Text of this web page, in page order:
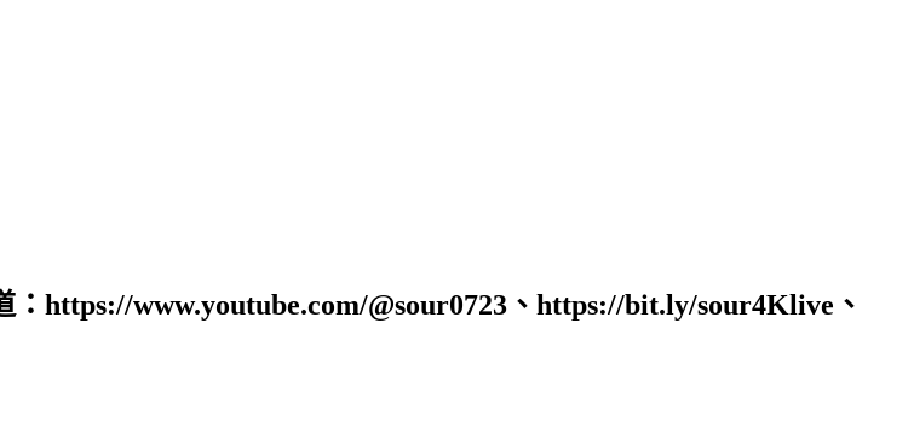
https://www.youtube.com/@sour0723、https://bit.ly/sour4Klive、